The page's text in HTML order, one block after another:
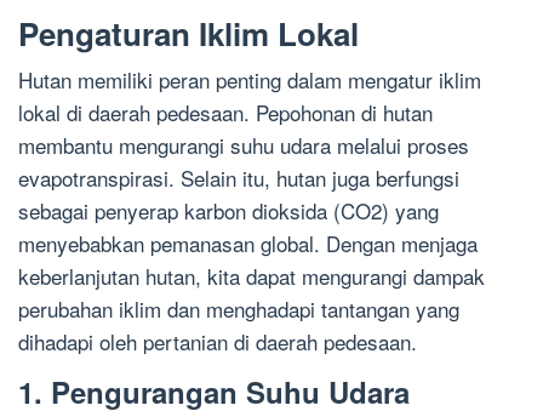
Pengaturan Iklim Lokal
Hutan memiliki peran penting dalam mengatur iklim
lokal di daerah pedesaan. Pepohonan di hutan
membantu mengurangi suhu udara melalui proses
evapotranspirasi. Selain itu, hutan juga berfungsi
sebagai penyerap karbon dioksida (CO2) yang
menyebabkan pemanasan global. Dengan menjaga
keberlanjutan hutan, kita dapat mengurangi dampak
perubahan iklim dan menghadapi tantangan yang
dihadapi oleh pertanian di daerah pedesaan.
1. Pengurangan Suhu Udara